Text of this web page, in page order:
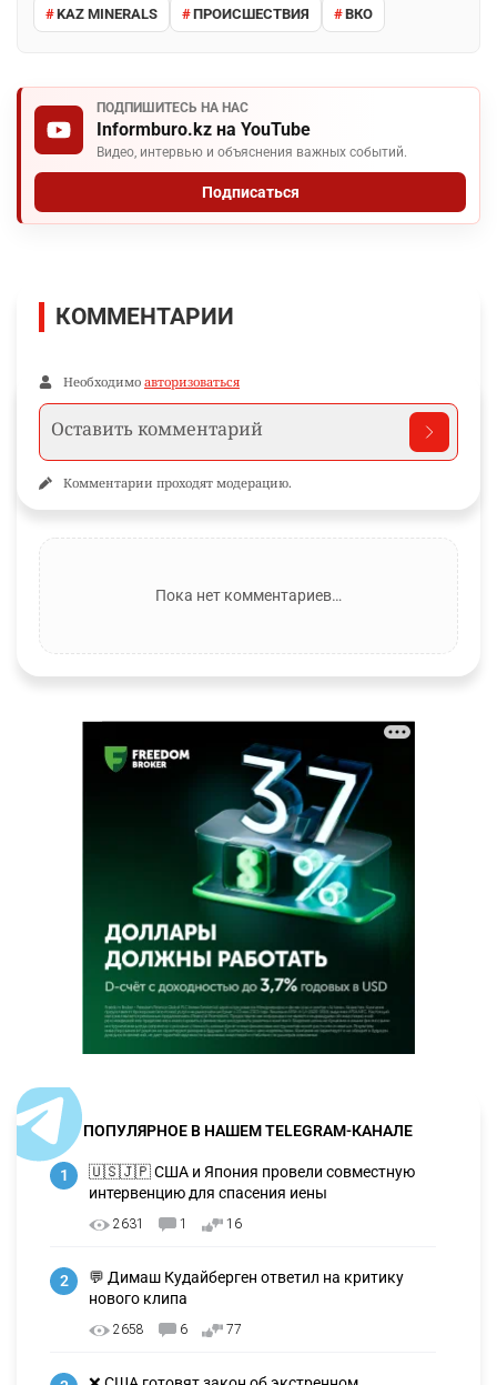
KAZ MINERALS ПРОИСШЕСТВИЯ ВКО
ПОДПИШИТЕСЬ НА НАС
Informburo.kz на YouTube
Видео, интервью и объяснения важных событий.
Подписаться
КОММЕНТАРИИ
Необходимо авторизоваться
Комментарии проходят модерацию.
Пока нет комментариев…
ПОПУЛЯРНОЕ В НАШЕМ TELEGRAM-КАНАЛЕ
1
🇺🇸🇯🇵 США и Япония провели совместную
интервенцию для спасения иены
2631 1 16
2
💬 Димаш Кудайберген ответил на критику
нового клипа
2658 6 77